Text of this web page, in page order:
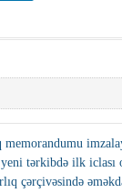
tərkibdə ilk iclası
çərçivəsində